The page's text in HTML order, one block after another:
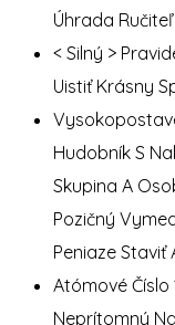
Úhrada
< Silný >
Uistiť Krásny
Hudobník S
Skupina A
Pozičný
Peniaze Staviť
Atómové Číslo
Neprítomný